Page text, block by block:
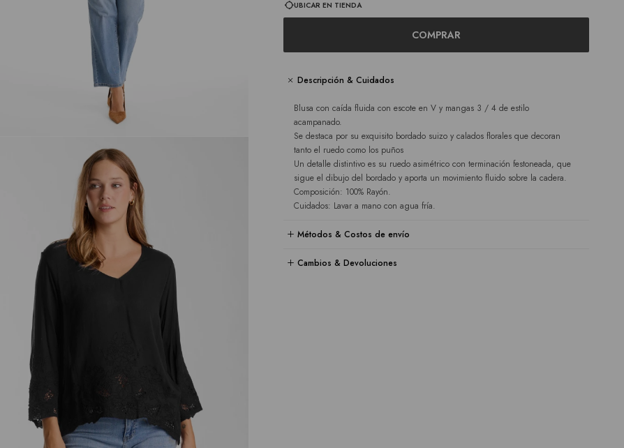
UBICAR EN TIENDA
COMPRAR
Descripción & Cuidados
Blusa con caída fluida con escote en V y mangas 3 / 4 de estilo
acampanado.
Se destaca por su exquisito bordado suizo y calados florales que decoran
tanto el ruedo como los puños
Un detalle distintivo es su ruedo asimétrico con terminación festoneada, que
sigue el dibujo del bordado y aporta un movimiento fluido sobre la cadera.
Composición: 100% Rayón.
Cuidados: Lavar a mano con agua fría.
Métodos & Costos de envío
Cambios & Devoluciones